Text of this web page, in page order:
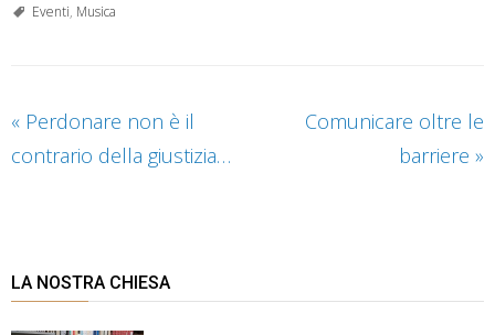
Eventi, Musica
« Perdonare non è il
contrario della giustizia…
Comunicare oltre le
barriere »
LA NOSTRA CHIESA